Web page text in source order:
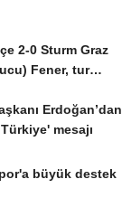
2-0 Sturm Graz
Fener, tur
Erdoğan’dan
mesajı
büyük destek